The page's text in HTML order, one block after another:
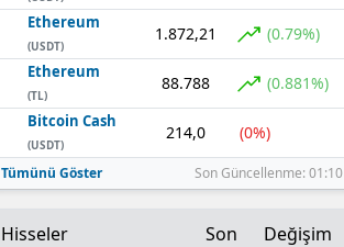
Ethereum
(USDT)
1.872,21 (0.79%)
Ethereum
(TL)
88.788 (0.881%)
Bitcoin Cash
(USDT)
214,0 (0%)
Tümünü Göster Son Güncellenme: 01:10
Hisseler Son Değişim